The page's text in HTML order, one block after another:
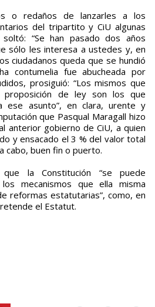
o redaños de lanzarles a los
del tripartito y CiU algunas
“Se han pasado dos años
sólo les interesa a ustedes y, en
ciudadanos queda que se hundió
contumelia fue abucheada por
prosiguió: “Los mismos que
de ley son los que
ese asunto”, en clara, urente y
que Pasqual Maragall hizo
anterior gobierno de CiU, a quien
y ensacado el 3 % del valor total
cabo, buen fin o puerto.
la Constitución “se puede
mecanismos que ella misma
reformas estatutarias”, como, en
el Estatut.